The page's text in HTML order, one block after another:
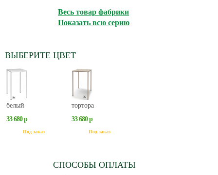
Весь товар фабрики
Показать всю серию
ВЫБЕРИТЕ ЦВЕТ
белый
33 680 р
Под заказ
тортора
33 680 р
Под заказ
СПОСОБЫ ОПЛАТЫ